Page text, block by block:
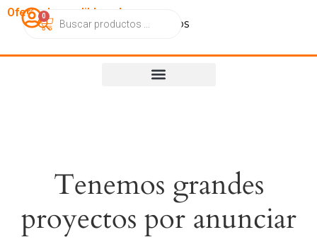
OfertasImperdibles.cl
CatálogoContactoNosotros
0
Tenemos grandes
proyectos por anunciar